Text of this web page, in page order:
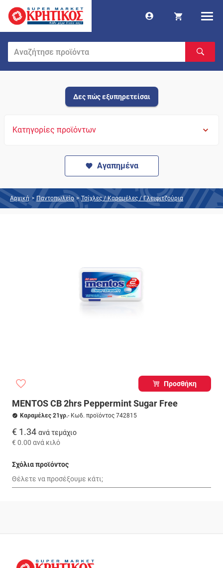
Δες πώς εξυπηρετείσαι
Κατηγορίες προϊόντων
Αγαπημένα
Αρχική > Παντοπωλείο > Τσίχλες / Καραμέλες / Γλειφιτζούρια
Προσθήκη
MENTOS CB 2hrs Peppermint Sugar Free
Καραμέλες 21γρ.- Κωδ. προϊόντος 742815
€ 1.34 ανά τεμάχιο
€ 0.00 ανά κιλό
Σχόλια προϊόντος